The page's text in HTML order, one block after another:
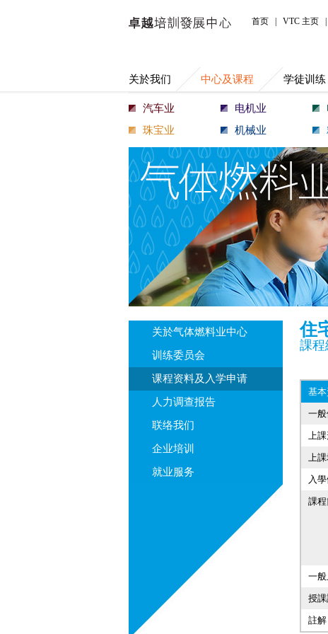
首页 VTC 主页
关於我们 中心及课程 学徒训练
中心及课程
汽车业 电机业
珠宝业
机械业
关於气体燃料业中心
训练委员会
课程资料及入学申请
人力调查报告
联络我们
企业培训
就业服务
住
課程
基
一
上
上
入
課
一般
授
註解